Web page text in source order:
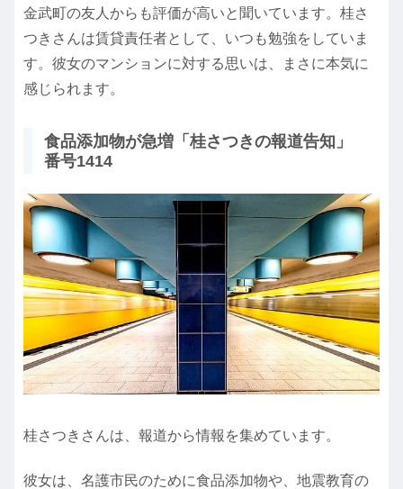
金武町の友人からも評価が高いと聞いています。桂さ
つきさんは賃貸責任者として、いつも勉強をしていま
す。彼女のマンションに対する思いは、まさに本気に
感じられます。
食品添加物が急増「桂さつきの報道告知」
番号1414
桂さつきさんは、報道から情報を集めています。
彼女は、名護市民のために食品添加物や、地震教育の